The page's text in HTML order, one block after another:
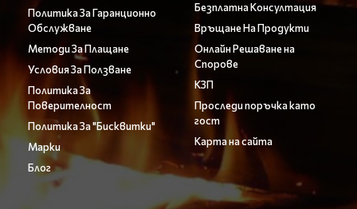
Политика За Гаранционно
Обслужване
Методи За Плащане
Условия За Ползване
Политика За
Поверителност
Политика За "Бисквитки"
Марки
Блог
Безплатна Консултация
Връщане На Продукти
Онлайн Решаване на
Спорове
КЗП
Проследи поръчка като
гост
Карта на сайта